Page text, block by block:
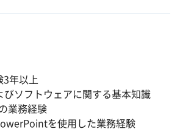
3年以上
びソフトウェアに関する基本知識
業務経験
を使用した業務経験